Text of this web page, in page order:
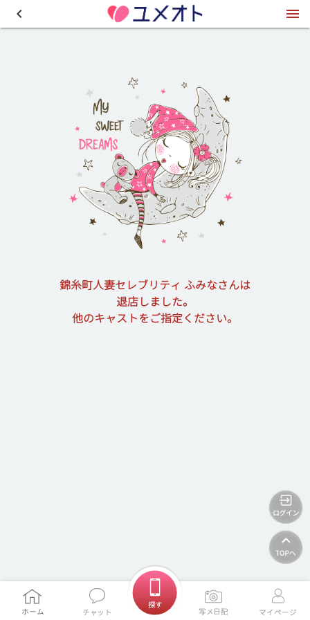
錦糸町人妻セレブリティ ふみなさんは
退店しました。
他のキャストをご指定ください。
ホームに戻る
ホーム チャット
探す
写メ日記 マイページ